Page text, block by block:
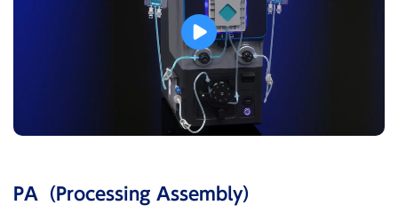
PA（Processing Assembly）